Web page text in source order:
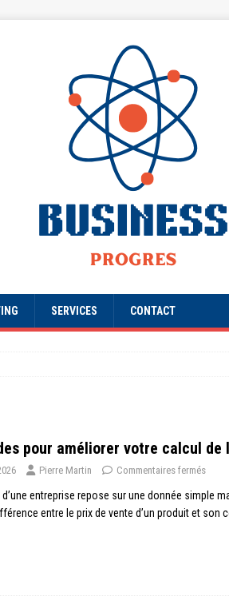
SERVICES CONTACT
pour améliorer votre calcul de
Pierre Martin Commentaires fermés
d’une entreprise repose sur une donnée simple
entre le prix de vente d’un produit et son